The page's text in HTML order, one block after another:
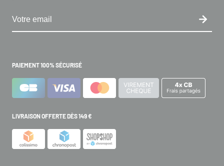
PAIEMENT 100% SÉCURISÉ
LIVRAISON OFFERTE DÈS 149 €